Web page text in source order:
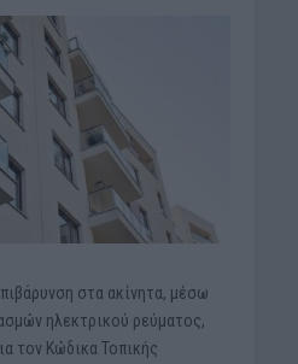
στα ακίνητα, μέσω
ηλεκτρικού ρεύματος,
τον Κώδικα Τοπικής